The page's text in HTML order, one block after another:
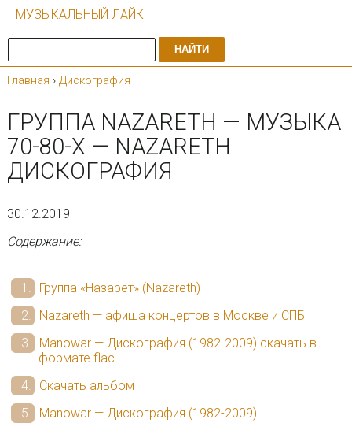
МУЗЫКАЛЬНЫЙ ЛАЙК
НАЙТИ
Главная › Дискография
ГРУППА NAZARETH — МУЗЫКА
70-80-Х — NAZARETH
ДИСКОГРАФИЯ
30.12.2019
Содержание:
Группа «Назарет» (Nazareth)
Nazareth — афиша концертов в Москве и СПБ
Manowar — Дискография (1982-2009) скачать в
формате flac
Скачать альбом
Manowar — Дискография (1982-2009)